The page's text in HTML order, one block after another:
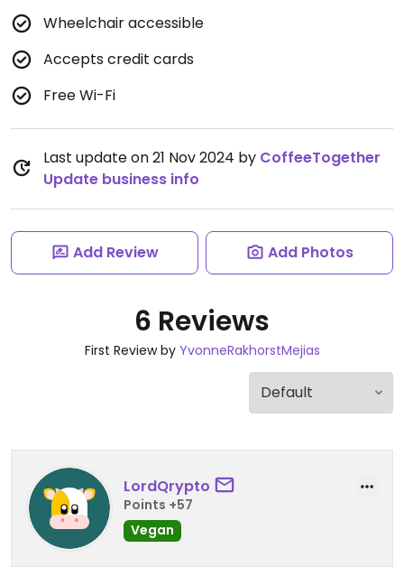
Wheelchair accessible
Accepts credit cards
Free Wi-Fi
Last update on 21 Nov 2024 by CoffeeTogether
Update business info
Add Review Add Photos
6 Reviews
First Review by YvonneRakhorstMejias
LordQrypto
Points +57
Vegan